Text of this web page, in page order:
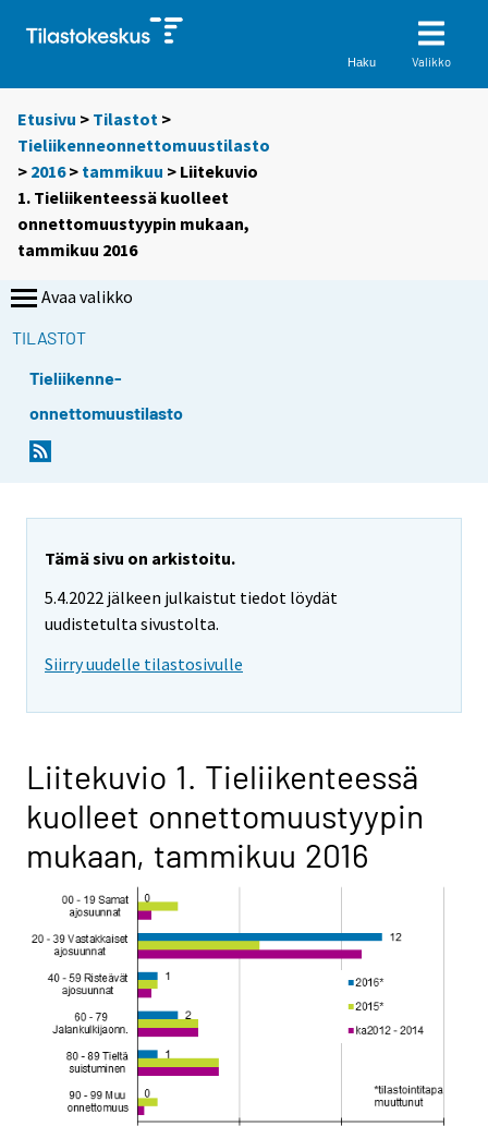
Haku Valikko
Etusivu > Tilastot >
Tieliikenneonnettomuustilasto
> 2016> tammikuu > Liitekuvio
1. Tieliikenteessä kuolleet
onnettomuustyypin mukaan,
tammikuu 2016
Avaa valikko
TILASTOT
Tieliikenne-
onnettomuustilasto
Tämä sivu on arkistoitu.
5.4.2022 jälkeen julkaistut tiedot löydät
uudistetulta sivustolta.
Siirry uudelle tilastosivulle
Liitekuvio 1. Tieliikenteessä
kuolleet onnettomuustyypin
mukaan, tammikuu 2016